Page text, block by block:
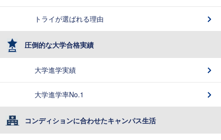
トライが選ばれる理由
圧倒的な大学合格実績
大学進学実績
大学進学率No.1
コンディションに合わせたキャンパス生活